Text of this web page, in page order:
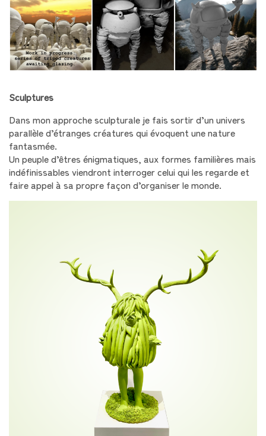
Sculptures
Dans mon approche sculpturale je fais sortir d’un univers
parallèle d’étranges créatures qui évoquent une nature
fantasmée.
Un peuple d’êtres énigmatiques, aux formes familières mais
indéfinissables viendront interroger celui qui les regarde et
faire appel à sa propre façon d’organiser le monde.